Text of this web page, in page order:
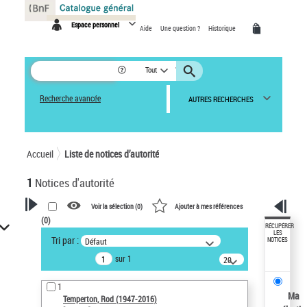
Espace personnel Aide Une question ? Historique
Tout
Recherche avancée AUTRES RECHERCHES
Accueil Liste de notices d’autorité
1 Notices d'autorité
VOTRE RECHERCHE
Recherche avancée dans les
notices d’autorité
Œuvres liées à l'auteur :
Temperton, Rod (1947-2016)
Voir la sélection (0) Ajouter à mes références
(0)
Tri par : Défaut
sur 1
20
résultats/page
1
Temperton, Rod (1947-2016)
RÉCUPÉRER
LES
NOTICES
Ma
Panneau de gestion des cookies